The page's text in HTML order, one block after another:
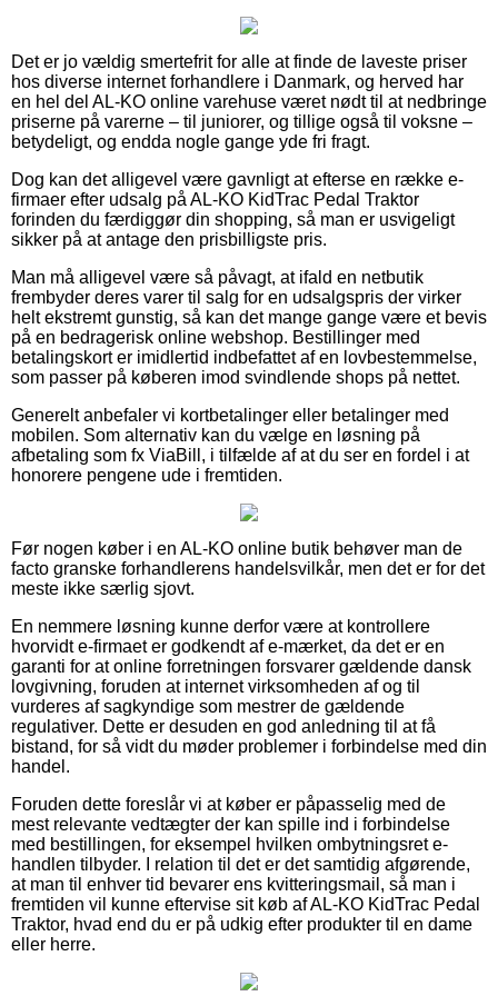
Det er jo vældig smertefrit for alle at finde de laveste priser
hos diverse internet forhandlere i Danmark, og herved har
en hel del AL-KO online varehuse været nødt til at nedbringe
priserne på varerne – til juniorer, og tillige også til voksne –
betydeligt, og endda nogle gange yde fri fragt.
Dog kan det alligevel være gavnligt at efterse en række e-
firmaer efter udsalg på AL-KO KidTrac Pedal Traktor
forinden du færdiggør din shopping, så man er usvigeligt
sikker på at antage den prisbilligste pris.
Man må alligevel være så påvagt, at ifald en netbutik
frembyder deres varer til salg for en udsalgspris der virker
helt ekstremt gunstig, så kan det mange gange være et bevis
på en bedragerisk online webshop. Bestillinger med
betalingskort er imidlertid indbefattet af en lovbestemmelse,
som passer på køberen imod svindlende shops på nettet.
Generelt anbefaler vi kortbetalinger eller betalinger med
mobilen. Som alternativ kan du vælge en løsning på
afbetaling som fx ViaBill, i tilfælde af at du ser en fordel i at
honorere pengene ude i fremtiden.
Før nogen køber i en AL-KO online butik behøver man de
facto granske forhandlerens handelsvilkår, men det er for det
meste ikke særlig sjovt.
En nemmere løsning kunne derfor være at kontrollere
hvorvidt e-firmaet er godkendt af e-mærket, da det er en
garanti for at online forretningen forsvarer gældende dansk
lovgivning, foruden at internet virksomheden af og til
vurderes af sagkyndige som mestrer de gældende
regulativer. Dette er desuden en god anledning til at få
bistand, for så vidt du møder problemer i forbindelse med din
handel.
Foruden dette foreslår vi at køber er påpasselig med de
mest relevante vedtægter der kan spille ind i forbindelse
med bestillingen, for eksempel hvilken ombytningsret e-
handlen tilbyder. I relation til det er det samtidig afgørende,
at man til enhver tid bevarer ens kvitteringsmail, så man i
fremtiden vil kunne eftervise sit køb af AL-KO KidTrac Pedal
Traktor, hvad end du er på udkig efter produkter til en dame
eller herre.